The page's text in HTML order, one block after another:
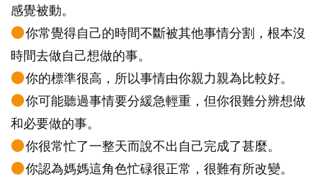
感覺被動。
你常覺得自己的時間不斷被其他事情分割，根本沒
時間去做自己想做的事。
你的標準很高，所以事情由你親力親為比較好。
你可能聽過事情要分緩急輕重，但你很難分辨想做
和必要做的事。
你很常忙了一整天而說不出自己完成了甚麼。
你認為媽媽這角色忙碌很正常，很難有所改變。